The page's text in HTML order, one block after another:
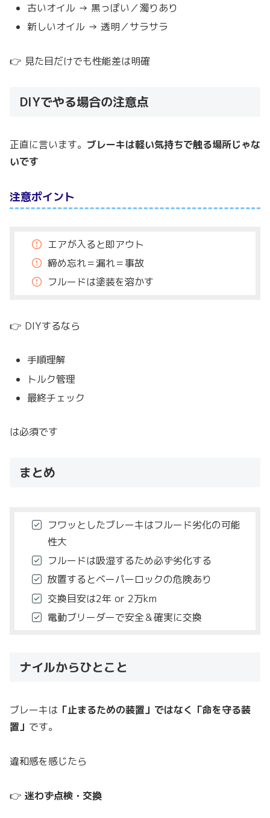
古いオイル → 黒っぽい／濁りあり
新しいオイル → 透明／サラサラ
👉 見た目だけでも性能差は明確
DIYでやる場合の注意点
正直に言います。 ブレーキは軽い気持ちで触る場所じゃな
いです
注意ポイント
エアが入ると即アウト
締め忘れ＝漏れ＝事故
フルードは塗装を溶かす
👉 DIYするなら
手順理解
トルク管理
最終チェック
は必須です
まとめ
フワッとしたブレーキはフルード劣化の可能
性大
フルードは吸湿するため必ず劣化する
放置するとベーパーロックの危険あり
交換目安は2年 or 2万km
電動ブリーダーで安全＆確実に交換
ナイルからひとこと
ブレーキは 「止まるための装置」ではなく「命を守る装
置」 です。
違和感を感じたら
👉 迷わず点検・交換